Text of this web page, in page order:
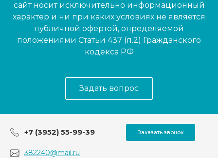
сайт носит исключительно информационный
характер и ни при каких условиях не является
публичной офертой, определяемой
положениями Статьи 437 (п.2) Гражданского
кодекса РФ
Задать вопрос
+7 (3952) 55-99-39 Заказать звонок
382240@mail.ru